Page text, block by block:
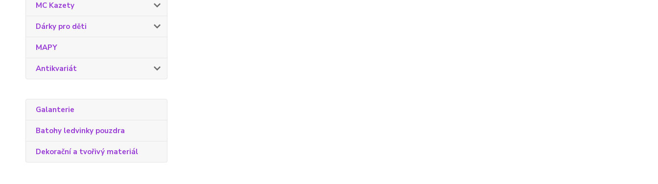
MC Kazety
Dárky pro děti
MAPY
Antikvariát
Galanterie
Batohy ledvinky pouzdra
Dekorační a tvořivý materiál